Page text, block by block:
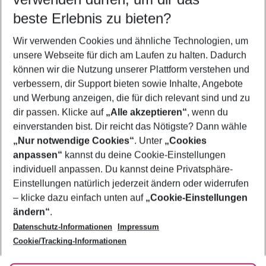
5-8 Nächte
2 Erwachsene Keine Kinder
Mehr Filter anzeigen
Footer
Footer navigation
Über uns
AGB
Bestpreisgarantie
Cookie-Einstellungen ändern
Cookie-Richtlinie
Agenturbetreuung
Barrierefreies Reisen
Folge uns
beste Erlebnis zu bieten?
Wir verwenden Cookies und ähnliche Technologien, um
unsere Webseite für dich am Laufen zu halten. Dadurch
können wir die Nutzung unserer Plattform verstehen und
verbessern, dir Support bieten sowie Inhalte, Angebote
und Werbung anzeigen, die für dich relevant sind und zu
dir passen. Klicke auf „Alle akzeptieren“, wenn du
einverstanden bist. Dir reicht das Nötigste? Dann wähle
„Nur notwendige Cookies“. Unter „Cookies
anpassen“ kannst du deine Cookie-Einstellungen
individuell anpassen. Du kannst deine Privatsphäre-
Einstellungen natürlich jederzeit ändern oder widerrufen
– klicke dazu einfach unten auf „Cookie-Einstellungen
ändern“.
Datenschutz-Informationen
Impressum
Cookie/Tracking-Informationen